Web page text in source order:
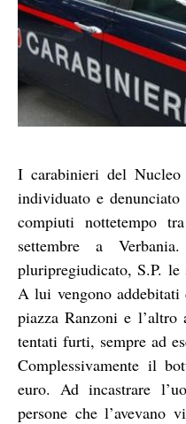
I carabinieri del Nucleo
individuato e
compiuti nottetempo
settembre a
pluripregiudicato, S.P.
A lui vengono
piazza Ranzoni e
tentati furti, sempre ad
Complessivamente il
euro. Ad incastrare
persone che l’avevano